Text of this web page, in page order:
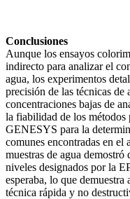
Conclusiones
Aunque los ensayos
indirecto para analizar el
agua, los experimentos
precisión de las técnicas
concentraciones bajas de
la fiabilidad de los métodos
GENESYS para la
comunes encontradas en el
muestras de agua demostró
niveles designados por la
esperaba, lo que demuestra
técnica rápida y no